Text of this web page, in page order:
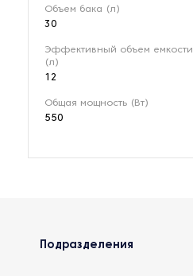
Объем бака (л)
30
Эффективный объем емкости
(л)
12
Общая мощность (Вт)
550
Подразделения